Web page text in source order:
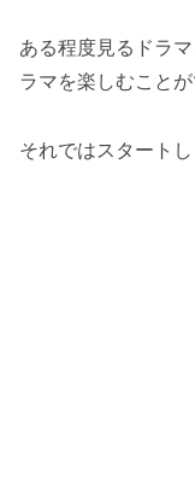
ある程度見るドラ
ラマを楽しむことが
それではスタートし